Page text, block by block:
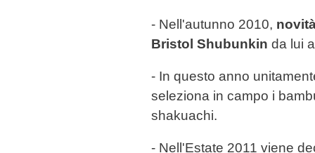
- Nell'autunno 2010,
Bristol Shubunkin da lui
- In questo anno
seleziona in campo i
shakuachi.
- Nell'Estate 2011 viene